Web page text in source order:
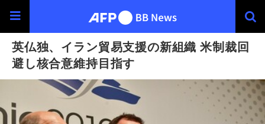
英仏独、イラン貿易支援の新組織 米制裁回
避し核合意維持目指す